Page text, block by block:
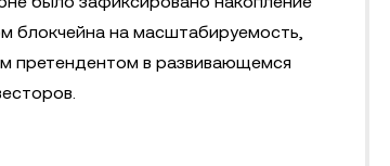
блокчейна на масштабируемость,
претендентом в развивающемся